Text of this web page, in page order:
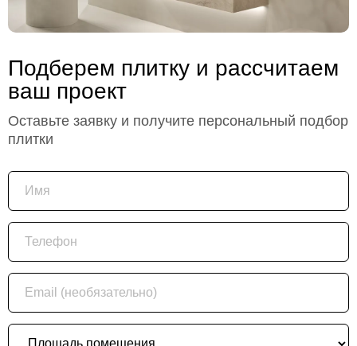
Подберем плитку и рассчитаем
ваш проект
Оставьте заявку и получите персональный подбор
плитки
Имя
Телефон
Email (необязательно)
Площадь помещения